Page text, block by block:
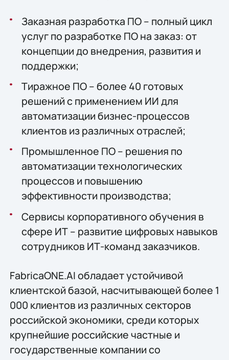
Заказная разработка ПО – полный цикл
услуг по разработке ПО на заказ: от
концепции до внедрения, развития и
поддержки;
Тиражное ПО – более 40 готовых
решений с применением ИИ для
автоматизации бизнес-процессов
клиентов из различных отраслей;
Промышленное ПО – решения по
автоматизации технологических
процессов и повышению
эффективности производства;
Сервисы корпоративного обучения в
сфере ИТ – развитие цифровых навыков
сотрудников ИТ-команд заказчиков.
FabricaONE.AI обладает устойчивой
клиентской базой, насчитывающей более 1
000 клиентов из различных секторов
российской экономики, среди которых
крупнейшие российские частные и
государственные компании со